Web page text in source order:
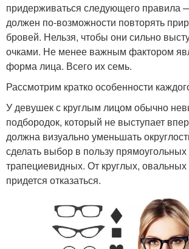
придерживаться следующего правила
должен по-возможности повторять
бровей. Нельзя, чтобы они сильно
очками. Не менее важным фактором
форма лица. Всего их семь.
Рассмотрим кратко особенности
У девушек с круглым лицом обычно
подбородок, который не выступает
должна визуально уменьшать
сделать выбор в пользу
трапециевидных. От круглых,
придется отказаться.